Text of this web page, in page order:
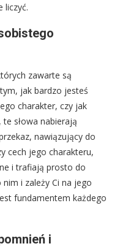
liczyć.
zawarte są
jak bardzo jesteś
charakter, czy jak
słowa nabierają
nawiązujący do
cech jego charakteru,
i trafiają prosto do
i zależy Ci na jego
fundamentem każdego
i